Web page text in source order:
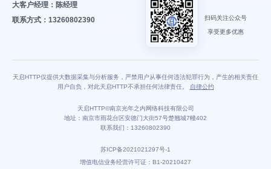
大客户经理：陈经理
联系方式：13260802390
扫码关注公众号
享受更多优惠
天启HTTP仅提供大数据采集与分析服务，严禁用户从事任何违法犯罪行为，产生的相关责任
用户自负，对此天启HTTP不承担任何法律责任。
自律公约
天启HTTP©南京光年之内网络科技有限公司
地址：南京市雨花台区安德门大街57号楚翘城7幢402
联系我们：13260802390
苏ICP备2021021297号-1
增值电信业务经营许可证：B1-20210427